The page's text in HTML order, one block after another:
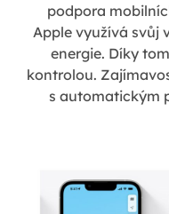
podpora
Apple využívá svůj
energie. Díky
kontrolou.
s automatickým